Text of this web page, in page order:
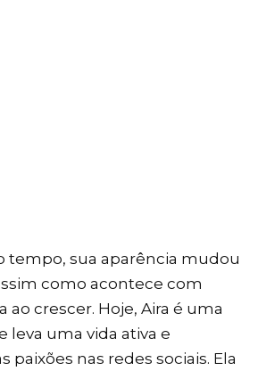
tempo, sua aparência mudou
como acontece com
ao crescer. Hoje, Aira é uma
leva uma vida ativa e
paixões nas redes sociais. Ela